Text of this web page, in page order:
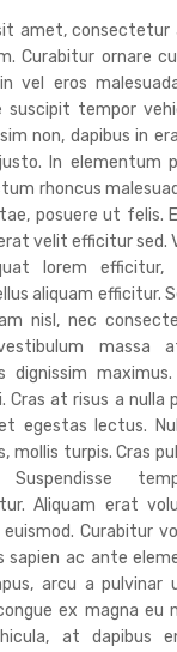
amet, consectetur
Curabitur ornare
vel eros
suscipit tempor
non, dapibus in
In elementum
rhoncus
posuere ut felis.
velit efficitur sed.
lorem efficitur,
aliquam efficitur.
nisl, nec
massa
dignissim
Cras at risus a
egestas lectus.
mollis turpis. Cras
Suspendisse
Aliquam erat
Curabitur
sapien ac ante
arcu a pulvinar
ex magna eu
at dapibus